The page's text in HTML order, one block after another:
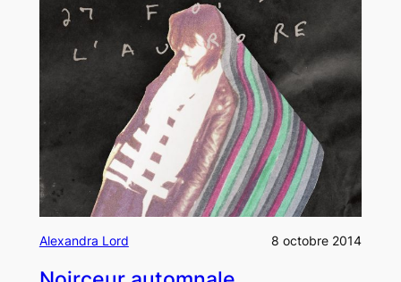
Alexandra Lord 8 octobre 2014